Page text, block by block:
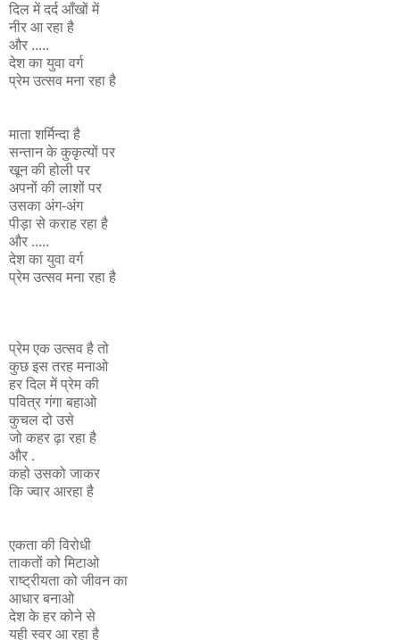
दिल में दर्द आँखों में
नीर आ रहा है
और .....
देश का युवा वर्ग
प्रेम उत्सव मना रहा है
माता शर्मिन्दा है
सन्तान के कुकृत्यों पर
खून की होली पर
अपनों की लाशों पर
उसका अंग-अंग
पीड़ा से कराह रहा है
और .....
देश का युवा वर्ग
प्रेम उत्सव मना रहा है
प्रेम एक उत्सव है तो
कुछ इस तरह मनाओ
हर दिल में प्रेम की
पवित्र गंगा बहाओ
कुचल दो उसे
जो कहर ढ़ा रहा है
और .
कहो उसको जाकर
कि ज्वार आरहा है
एकता की विरोधी
ताकतों को मिटाओ
राष्ट्रीयता को जीवन का
आधार बनाओ
देश के हर कोने से
यही स्वर आ रहा है